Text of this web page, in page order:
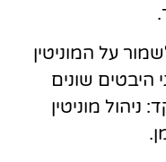
על המוניטין
היבטים שונים
מוניטין